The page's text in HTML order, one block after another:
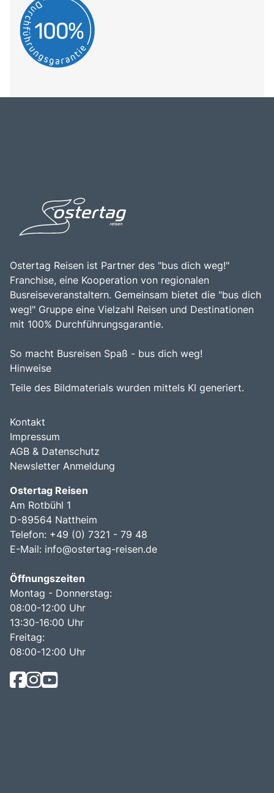
Ostertag Reisen ist Partner des "bus dich weg!"
Franchise, eine Kooperation von regionalen
Busreiseveranstaltern. Gemeinsam bietet die "bus dich
weg!" Gruppe eine Vielzahl Reisen und Destinationen
mit 100% Durchführungsgarantie.
So macht Busreisen Spaß - bus dich weg!
Hinweise
Teile des Bildmaterials wurden mittels KI generiert.
Kontakt
Impressum
AGB & Datenschutz
Newsletter Anmeldung
Ostertag Reisen
Am Rotbühl 1
D-89564 Nattheim
Telefon: +49 (0) 7321 - 79 48
E-Mail: info@ostertag-reisen.de
Öffnungszeiten
Montag - Donnerstag:
08:00-12:00 Uhr
13:30-16:00 Uhr
Freitag:
08:00-12:00 Uhr